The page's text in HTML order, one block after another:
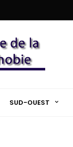
SUD-OUEST